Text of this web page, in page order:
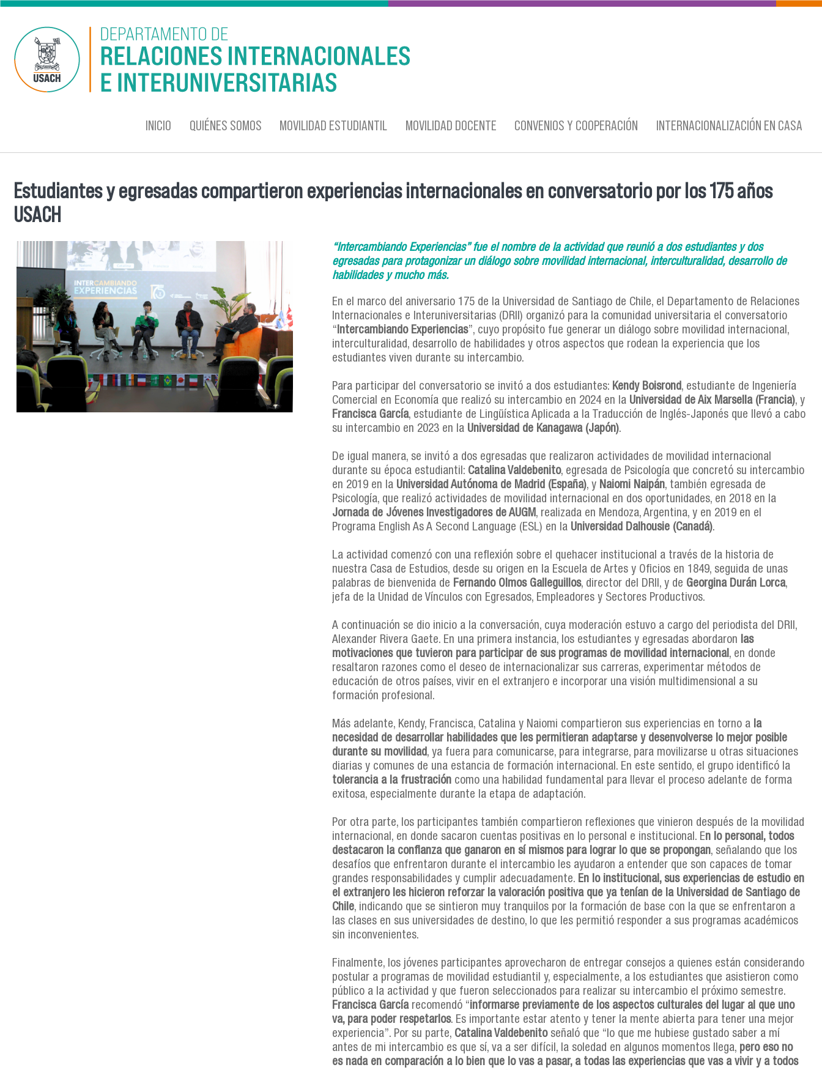
Pasar al contenido principal
INICIO QUIÉNES SOMOS MOVILIDAD ESTUDIANTIL MOVILIDAD DOCENTE CONVENIOS Y COOPERACIÓN INTERNACIONALIZACIÓN EN CASA
Se encuentra usted aquí
Estudiantes y egresadas compartieron experiencias internacionales en conversatorio por los 175 años
USACH
“Intercambiando Experiencias” fue el nombre de la actividad que reunió a dos estudiantes y dos
egresadas para protagonizar un diálogo sobre movilidad internacional, interculturalidad, desarrollo de
habilidades y mucho más.
En el marco del aniversario 175 de la Universidad de Santiago de Chile, el Departamento de Relaciones
Internacionales e Interuniversitarias (DRII) organizó para la comunidad universitaria el conversatorio
“Intercambiando Experiencias”, cuyo propósito fue generar un diálogo sobre movilidad internacional,
interculturalidad, desarrollo de habilidades y otros aspectos que rodean la experiencia que los
estudiantes viven durante su intercambio.
Para participar del conversatorio se invitó a dos estudiantes: Kendy Boisrond, estudiante de Ingeniería
Comercial en Economía que realizó su intercambio en 2024 en la Universidad de Aix Marsella (Francia), y
Francisca García, estudiante de Lingüística Aplicada a la Traducción de Inglés-Japonés que llevó a cabo
su intercambio en 2023 en la Universidad de Kanagawa (Japón).
De igual manera, se invitó a dos egresadas que realizaron actividades de movilidad internacional
durante su época estudiantil: Catalina Valdebenito, egresada de Psicología que concretó su intercambio
en 2019 en la Universidad Autónoma de Madrid (España), y Naiomi Naipán, también egresada de
Psicología, que realizó actividades de movilidad internacional en dos oportunidades, en 2018 en la
Jornada de Jóvenes Investigadores de AUGM, realizada en Mendoza, Argentina, y en 2019 en el
Programa English As A Second Language (ESL) en la Universidad Dalhousie (Canadá).
La actividad comenzó con una reflexión sobre el quehacer institucional a través de la historia de
nuestra Casa de Estudios, desde su origen en la Escuela de Artes y Oficios en 1849, seguida de unas
palabras de bienvenida de Fernando Olmos Galleguillos, director del DRII, y de Georgina Durán Lorca,
jefa de la Unidad de Vínculos con Egresados, Empleadores y Sectores Productivos.
A continuación se dio inicio a la conversación, cuya moderación estuvo a cargo del periodista del DRII,
Alexander Rivera Gaete. En una primera instancia, los estudiantes y egresadas abordaron las
motivaciones que tuvieron para participar de sus programas de movilidad internacional, en donde
resaltaron razones como el deseo de internacionalizar sus carreras, experimentar métodos de
educación de otros países, vivir en el extranjero e incorporar una visión multidimensional a su
formación profesional.
Más adelante, Kendy, Francisca, Catalina y Naiomi compartieron sus experiencias en torno a la
necesidad de desarrollar habilidades que les permitieran adaptarse y desenvolverse lo mejor posible
durante su movilidad, ya fuera para comunicarse, para integrarse, para movilizarse u otras situaciones
diarias y comunes de una estancia de formación internacional. En este sentido, el grupo identificó la
tolerancia a la frustración como una habilidad fundamental para llevar el proceso adelante de forma
exitosa, especialmente durante la etapa de adaptación.
Por otra parte, los participantes también compartieron reflexiones que vinieron después de la movilidad
internacional, en donde sacaron cuentas positivas en lo personal e institucional. En lo personal, todos
destacaron la confianza que ganaron en sí mismos para lograr lo que se propongan, señalando que los
desafíos que enfrentaron durante el intercambio les ayudaron a entender que son capaces de tomar
grandes responsabilidades y cumplir adecuadamente. En lo institucional, sus experiencias de estudio en
el extranjero les hicieron reforzar la valoración positiva que ya tenían de la Universidad de Santiago de
Chile, indicando que se sintieron muy tranquilos por la formación de base con la que se enfrentaron a
las clases en sus universidades de destino, lo que les permitió responder a sus programas académicos
sin inconvenientes.
Finalmente, los jóvenes participantes aprovecharon de entregar consejos a quienes están considerando
postular a programas de movilidad estudiantil y, especialmente, a los estudiantes que asistieron como
público a la actividad y que fueron seleccionados para realizar su intercambio el próximo semestre.
Francisca Garcíarecomendó “informarse previamente de los aspectos culturales del lugar al que uno
va, para poder respetarlos. Es importante estar atento y tener la mente abierta para tener una mejor
experiencia”. Por su parte, Catalina Valdebenitoseñaló que “lo que me hubiese gustado saber a mí
antes de mi intercambio es que sí, va a ser difícil, la soledad en algunos momentos llega, pero eso no
es nada en comparación a lo bien que lo vas a pasar, a todas las experiencias que vas a vivir y a todos